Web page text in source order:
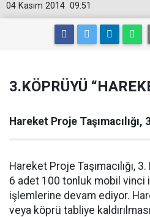
09:51
04 Kasım 2014
3.KÖPRÜYÜ
Hareket Proje Taşımacılığı,
Hareket Proje Taşımacılığı,
6 adet 100 tonluk mobil vinci
işlemlerine devam ediyor.
veya köprü tabliye